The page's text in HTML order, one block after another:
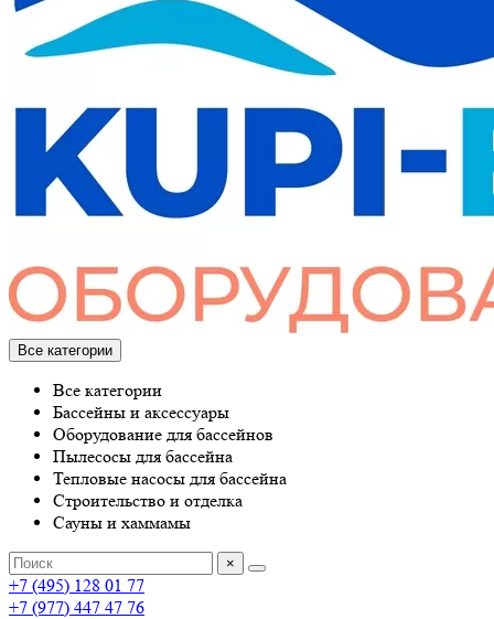
Все категории
Все категории
Бассейны и аксессуары
Оборудование для бассейнов
Пылесосы для бассейна
Тепловые насосы для бассейна
Строительство и отделка
Сауны и хаммамы
×
+7 (495) 128 01 77
+7 (977) 447 47 76